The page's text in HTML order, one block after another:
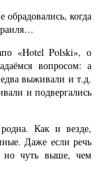
когда
«Hotel Polski», о
вопросом: а
выживали и т.д.
и подвергались
Как и везде,
Даже если речь
но чуть выше, чем